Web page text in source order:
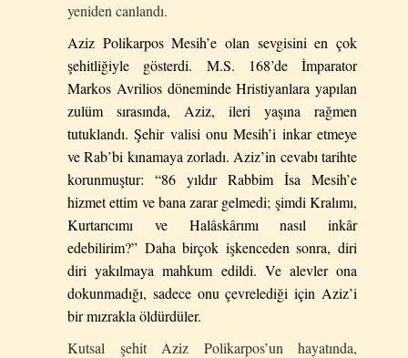
yeniden canlandı.
Aziz Polikarpos Mesih’e olan sevgisini en çok
şehitliğiyle gösterdi. M.S. 168’de İmparator
Markos Avrilios döneminde Hristiyanlara yapılan
zulüm sırasında, Aziz, ileri yaşına rağmen
tutuklandı. Şehir valisi onu Mesih’i inkar etmeye
ve Rab’bi kınamaya zorladı. Aziz’in cevabı tarihte
korunmuştur: “86 yıldır Rabbim İsa Mesih’e
hizmet ettim ve bana zarar gelmedi; şimdi Kralımı,
Kurtarıcımı ve Halâskârımı nasıl inkâr
edebilirim?” Daha birçok işkenceden sonra, diri
diri yakılmaya mahkum edildi. Ve alevler ona
dokunmadığı, sadece onu çevrelediği için Aziz’i
bir mızrakla öldürdüler.
Kutsal şehit Aziz Polikarpos’un hayatında,